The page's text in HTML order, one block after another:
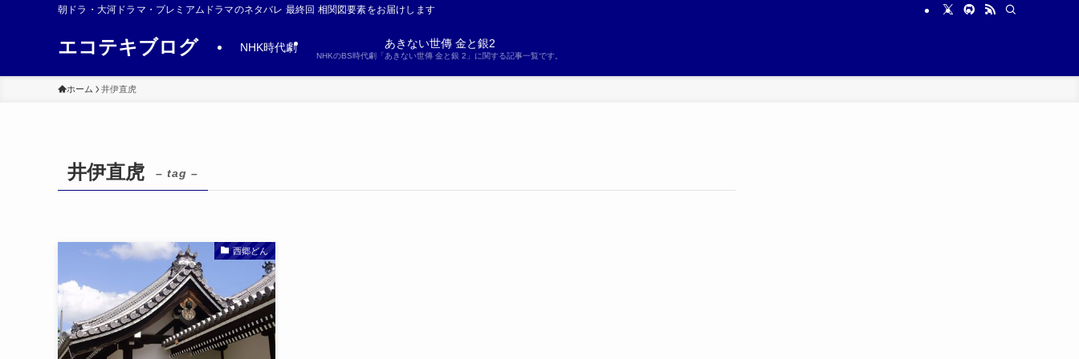
朝ドラ・大河ドラマ・プレミアムドラマのネタバレ 最終回 相関図要素をお届けします
エコテキブログ NHK時代劇 あきない世傳 金と銀2
NHKのBS時代劇「あきない世傳 金と銀 2」に関する記事一覧です。
ホーム 井伊直虎
井伊直虎 – tag –
西郷どん